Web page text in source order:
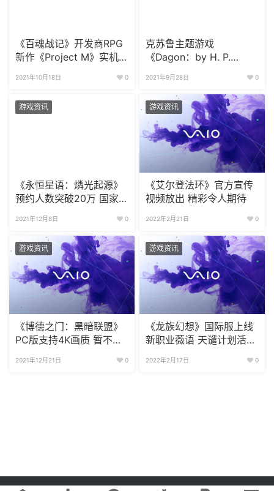
《百魂战记》开发商RPG
新作《Project M》实机
2021年10月18日 0
克苏鲁主题游戏
《Dagon：by H. P.
下载
2021年9月28日 0
游戏资讯
《永恒星语：燐光起源》
预约人数突破20万 国家
2021年12月8日 0
游戏资讯
《艾尔登法环》官方宣传
视频放出 精彩令人期待
2022年2月21日 0
游戏资讯
《博德之门：黑暗联盟》
PC版支持4K画质 暂不支
2021年12月21日 0
游戏资讯
《龙族幻想》国际服上线
新职业薇语 天谴计划活动
2022年2月17日 0